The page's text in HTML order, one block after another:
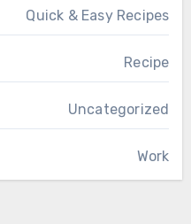
Quick & Easy Recipes
Recipe
Uncategorized
Work